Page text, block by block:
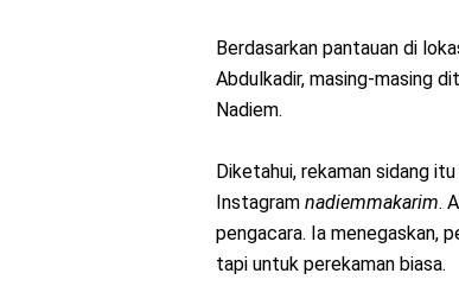
Berdasarkan pantauan di
Abdulkadir, masing-masing
Nadiem.
Diketahui, rekaman sidang
Instagram nadiemmakarim.
pengacara. Ia menegaskan,
tapi untuk perekaman biasa.